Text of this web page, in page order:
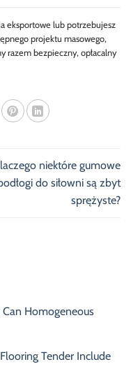
eksportowe lub potrzebujesz
projektu masowego,
razem bezpieczny, opłacalny
niektóre gumowe
do siłowni są zbyt
sprężyste?
Homogeneous
Tender Include